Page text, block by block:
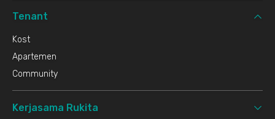
Tenant
Kost
Apartemen
Community
Kerjasama Rukita